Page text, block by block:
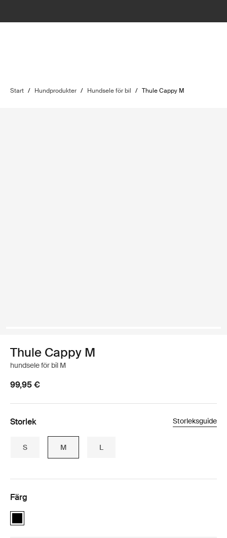
Start / Hundprodukter / Hundsele för bil / Thule Cappy M
Thule Cappy M
hundsele för bil M
99,95 €
Storlek Storleksguide
S M L
Färg
Thule Cappy Svart (selected)